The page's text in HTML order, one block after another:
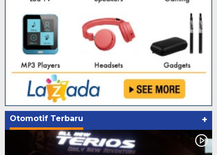
Otomotif Terbaru +